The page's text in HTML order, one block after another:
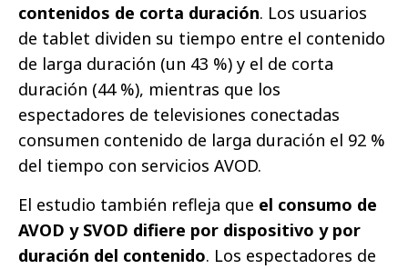
contenidos de corta duración. Los usuarios
de tablet dividen su tiempo entre el contenido
de larga duración (un 43 %) y el de corta
duración (44 %), mientras que los
espectadores de televisiones conectadas
consumen contenido de larga duración el 92 %
del tiempo con servicios AVOD.
El estudio también refleja que el consumo de
AVOD y SVOD difiere por dispositivo y por
duración del contenido. Los espectadores de